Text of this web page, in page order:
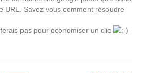
URL. Savez vous comment résoudre
pas pour économiser un clic